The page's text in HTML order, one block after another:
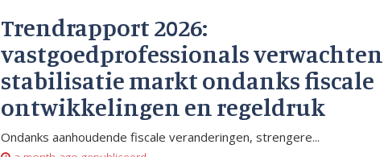
Trendrapport 2026:
vastgoedprofessionals verwachten
stabilisatie markt ondanks fiscale
ontwikkelingen en regeldruk
Ondanks aanhoudende fiscale veranderingen, strengere...